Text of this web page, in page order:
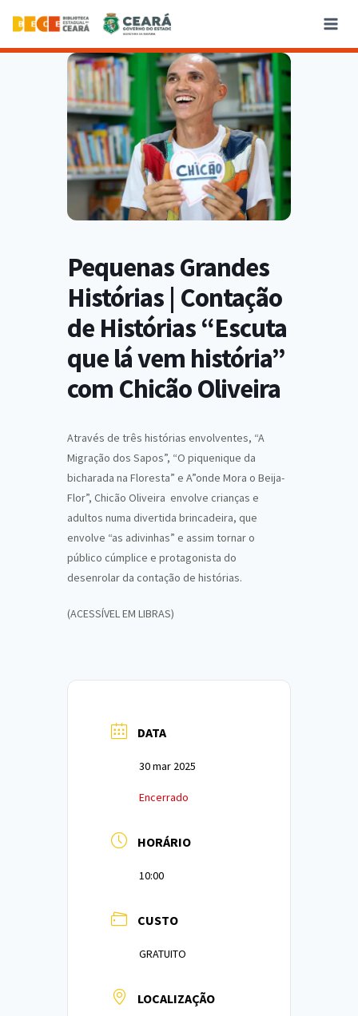
Pequenas Grandes
Histórias | Contação
de Histórias “Escuta
que lá vem história”
com Chicão Oliveira
Através de três histórias envolventes, “A
Migração dos Sapos”, “O piquenique da
bicharada na Floresta” e A”onde Mora o Beija-
Flor”, Chicão Oliveira envolve crianças e
adultos numa divertida brincadeira, que
envolve “as adivinhas” e assim tornar o
público cúmplice e protagonista do
desenrolar da contação de histórias.
(ACESSÍVEL EM LIBRAS)
DATA
30 mar 2025
Encerrado
HORÁRIO
10:00
CUSTO
GRATUITO
LOCALIZAÇÃO